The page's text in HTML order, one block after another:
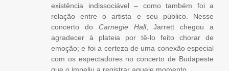
existência indissociável – como também foi a
relação entre o artista e seu público. Nesse
concerto do Carnegie Hall, Jarrett chegou a
agradecer à plateia por tê-lo feito chorar de
emoção; e foi a certeza de uma conexão especial
com os espectadores no concerto de Budapeste